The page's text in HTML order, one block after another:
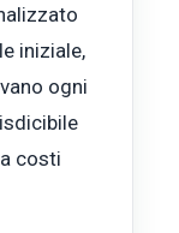
iniziale,
ogni
costi